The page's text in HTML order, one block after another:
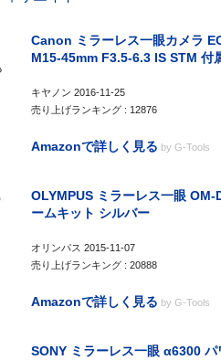
Canon ミラーレス一眼カメラ
M15-45mm F3.5-6.3 IS STM 付
キヤノン 2016-11-25
売り上げランキング : 12876
Amazonで詳しく見る by G-Tools
OLYMPUS ミラーレス一眼
ームキット シルバー
オリンパス 2015-11-07
売り上げランキング : 20888
Amazonで詳しく見る by G-Tools
SONY ミラーレス一眼 α6300